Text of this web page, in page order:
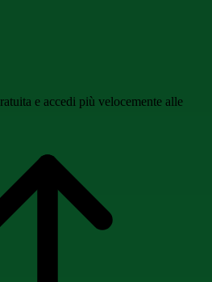
e accedi più velocemente alle